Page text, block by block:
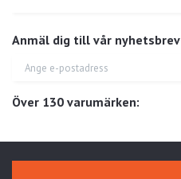
Anmäl dig till vår nyhetsbrev
Över 130 varumärken: